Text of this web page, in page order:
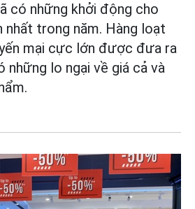
có những khởi động cho
nhất trong năm. Hàng loạt
mại cực lớn được đưa ra
những lo ngại về giá cả và